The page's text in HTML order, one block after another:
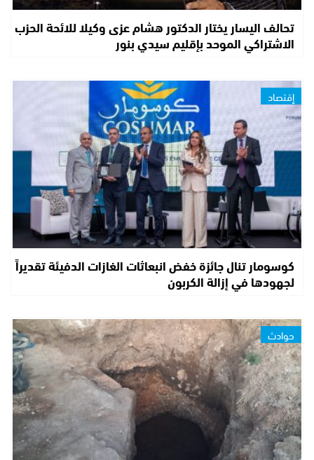
تحالف اليسار يختار الدكتور هشام عزى وكيلا للائحة الحزب
الاشتراكي الموحد بإقليم سيدي بنور
إقتصاد
كوسومار تنال جائزة خفض انبعاثات الغازات الدفيئة تقديراً
لجهودها في إزالة الكربون
حوادث